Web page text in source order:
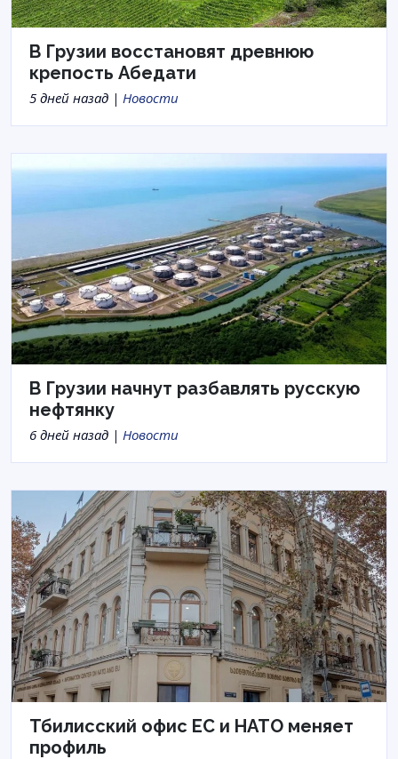
В Грузии восстановят древнюю
крепость Абедати
5 дней назад | Новости
В Грузии начнут разбавлять русскую
нефтянку
6 дней назад | Новости
Тбилисский офис ЕС и НАТО меняет
профиль